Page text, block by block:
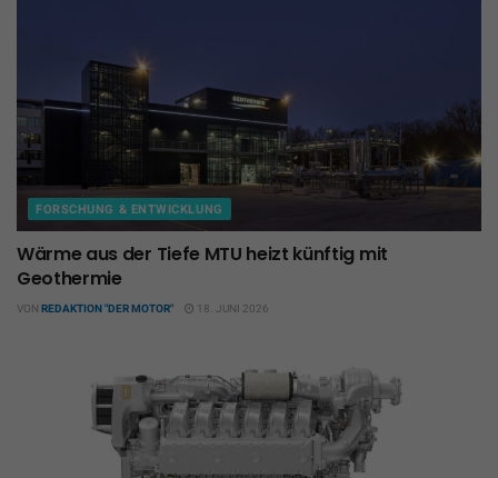
FORSCHUNG & ENTWICKLUNG
Wärme aus der Tiefe MTU heizt künftig mit
Geothermie
VON REDAKTION "DER MOTOR" 18. JUNI 2026